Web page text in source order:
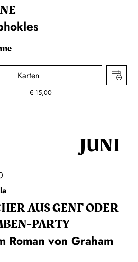
Karten
€ 15,00
JUNI
AUS GENF ODER
PARTY
Roman von Graham